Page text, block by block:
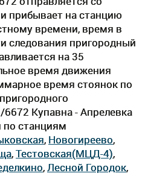
прибывает на станцию
времени, время в
следования пригородный
на 35
время движения
время стоянок по
Купавна - Апрелевка
по станциям
, Новогиреево,
,Тестовская(МЦД-4),
, Лесной Городок,